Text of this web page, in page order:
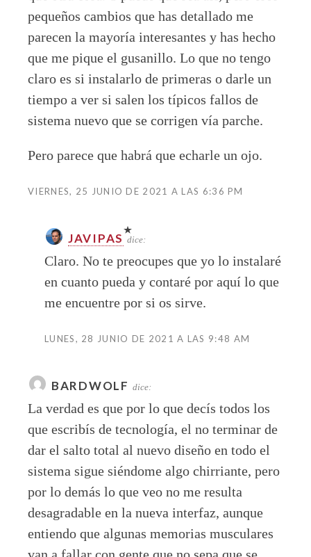
pequeños cambios que has detallado me
parecen la mayoría interesantes y has hecho
que me pique el gusanillo. Lo que no tengo
claro es si instalarlo de primeras o darle un
tiempo a ver si salen los típicos fallos de
sistema nuevo que se corrigen vía parche.
Pero parece que habrá que echarle un ojo.
VIERNES, 25 JUNIO DE 2021 A LAS 6:36 PM
JAVIPAS dice:
Claro. No te preocupes que yo lo instalaré
en cuanto pueda y contaré por aquí lo que
me encuentre por si os sirve.
LUNES, 28 JUNIO DE 2021 A LAS 9:48 AM
BARDWOLF dice:
La verdad es que por lo que decís todos los
que escribís de tecnología, el no terminar de
dar el salto total al nuevo diseño en todo el
sistema sigue siéndome algo chirriante, pero
por lo demás lo que veo no me resulta
desagradable en la nueva interfaz, aunque
entiendo que algunas memorias musculares
van a fallar con gente que no sepa que se